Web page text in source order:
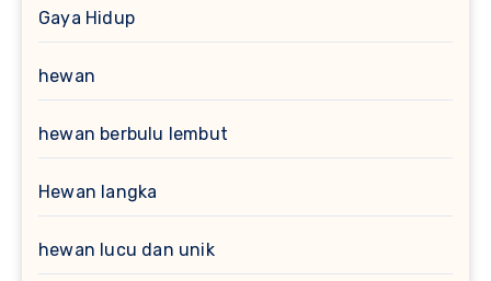
Gaya Hidup
hewan
hewan berbulu lembut
Hewan langka
hewan lucu dan unik